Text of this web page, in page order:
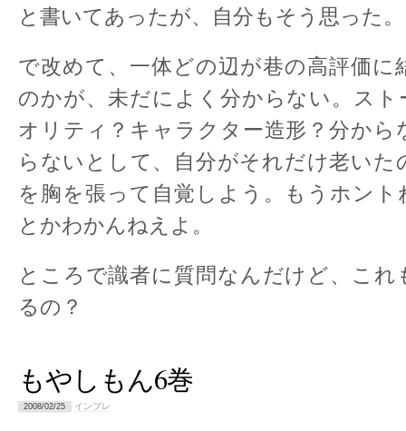
と書いてあったが、自分もそう思った。
で改めて、一体どの辺が巷の高評価に
のかが、未だによく分からない。スト
オリティ？キャラクター造形？分から
らないとして、自分がそれだけ老い
を胸を張って自覚しよう。もうホント
とかわかんねえよ。
ところで識者に質問なんだけど、こ
るの？
もやしもん6巻
2008/02/25 インプレ